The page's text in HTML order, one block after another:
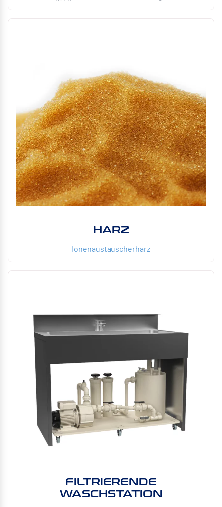
HARZ
Ionenaustauscherharz
FILTRIERENDE
WASCHSTATION